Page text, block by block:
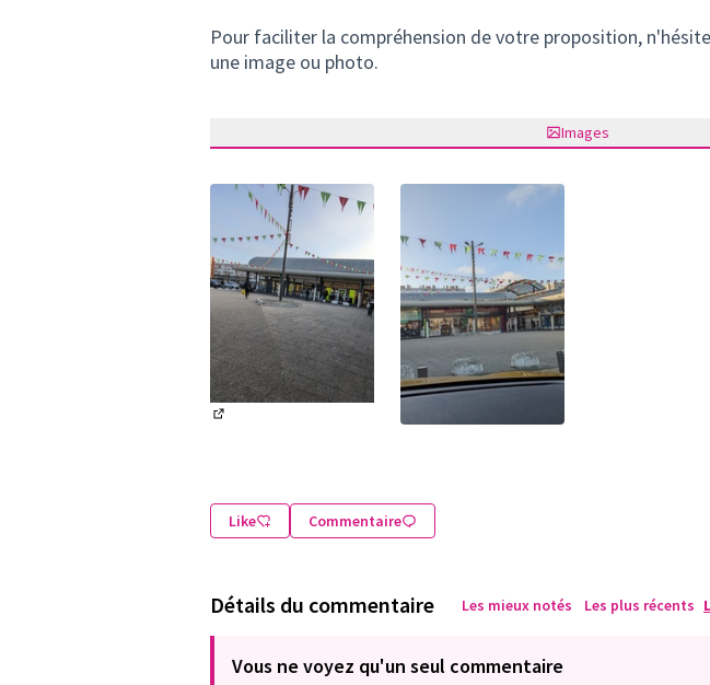
Pour faciliter la compréhension de votre proposition,
une image ou photo.
Images
Like Commentaire
Détails du commentaire Les mieux notés Les plus récents
Vous ne voyez qu'un seul commentaire